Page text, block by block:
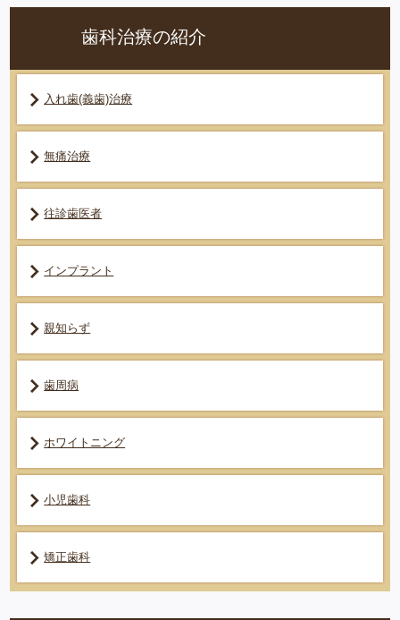
歯科治療の紹介
入れ歯(義歯)治療
無痛治療
往診歯医者
インプラント
親知らず
歯周病
ホワイトニング
小児歯科
矯正歯科